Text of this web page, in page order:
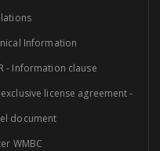
Information
- Information clause
license agreement -
document
WMBC